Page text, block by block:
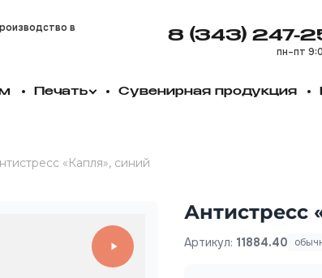
в
8 (343) 247-
пн–пт
Печать Сувенирная продукция
«Капля», синий
Антистресс
Артикул: 11884.40